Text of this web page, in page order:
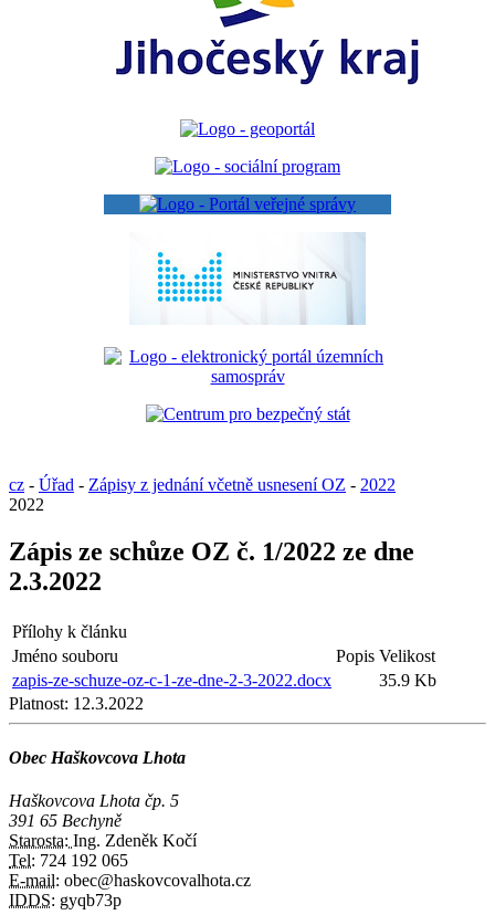
cz - Úřad - Zápisy z jednání včetně usnesení OZ - 2022
2022
Zápis ze schůze OZ č. 1/2022 ze dne
2.3.2022
Přílohy k článku
Jméno souboru
Popis Velikost
zapis-ze-schuze-oz-c-1-ze-dne-2-3-2022.docx
35.9 Kb
Platnost: 12.3.2022
Obec Haškovcova Lhota
Haškovcova Lhota čp. 5
391 65 Bechyně
Starosta: Ing. Zdeněk Kočí
Tel: 724 192 065
E-mail: obec@haskovcovalhota.cz
IDDS: gyqb73p